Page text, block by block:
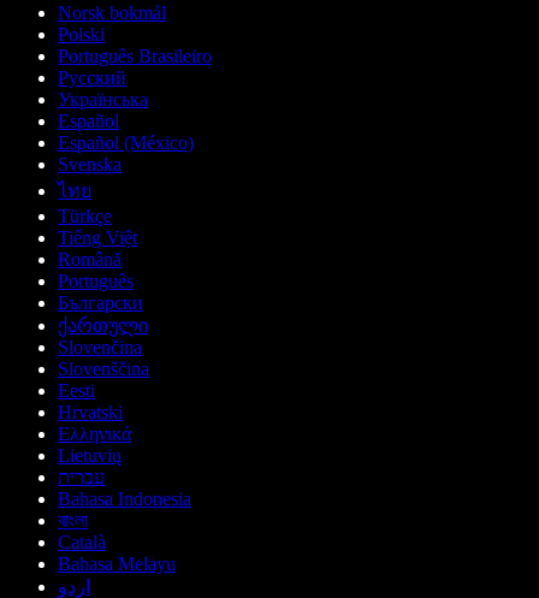
Norsk bokmål
Polski
Português Brasileiro
Русский
Українська
Español
Español (México)
Svenska
ไทย
Türkçe
Tiếng Việt
Română
Português
Български
ქართული
Slovenčina
Slovenščina
Eesti
Hrvatski
Ελληνικά
Lietuvių
עברית
Bahasa Indonesia
বাংলা
Català
Bahasa Melayu
اردو